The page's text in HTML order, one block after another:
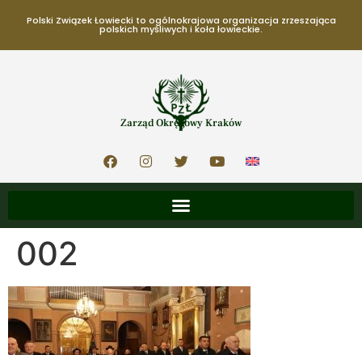
Polski Związek Łowiecki to ogólnokrajowa organizacja zrzeszająca
polskich myśliwych i koła łowieckie.
Zarząd Okręgowy Kraków
002